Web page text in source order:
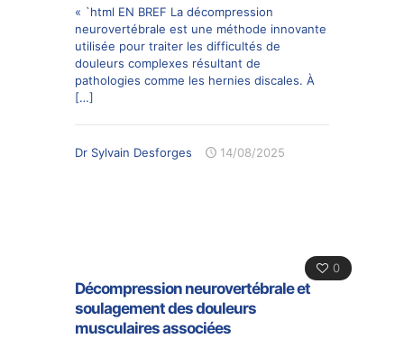
« `html EN BREF La décompression
neurovertébrale est une méthode innovante
utilisée pour traiter les difficultés de
douleurs complexes résultant de
pathologies comme les hernies discales. À
[…]
Dr Sylvain Desforges 14/08/2025
0
Décompression neurovertébrale et
soulagement des douleurs
musculaires associées